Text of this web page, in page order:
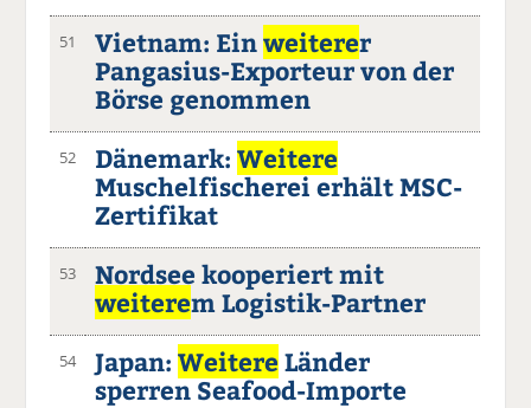
51 Vietnam: Einweiterer
Pangasius-Exporteur von der
Börse genommen
52 Dänemark:Weitere
Muschelfischerei erhält MSC-
Zertifikat
53
Nordsee kooperiert mit
weiterem Logistik-Partner
54 Japan:WeitereLänder
sperren Seafood-Importe